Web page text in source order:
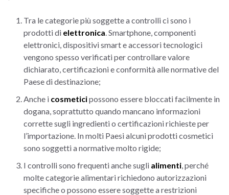
Tra le categorie più soggette a controlli ci sono i
prodotti di elettronica. Smartphone, componenti
elettronici, dispositivi smart e accessori tecnologici
vengono spesso verificati per controllare valore
dichiarato, certificazioni e conformità alle normative del
Paese di destinazione;
Anche i cosmeticipossono essere bloccati facilmente in
dogana, soprattutto quando mancano informazioni
corrette sugli ingredienti o certificazioni richieste per
l’importazione. In molti Paesi alcuni prodotti cosmetici
sono soggetti a normative molto rigide;
I controlli sono frequenti anche sugli alimenti, perché
molte categorie alimentari richiedono autorizzazioni
specifiche o possono essere soggette a restrizioni